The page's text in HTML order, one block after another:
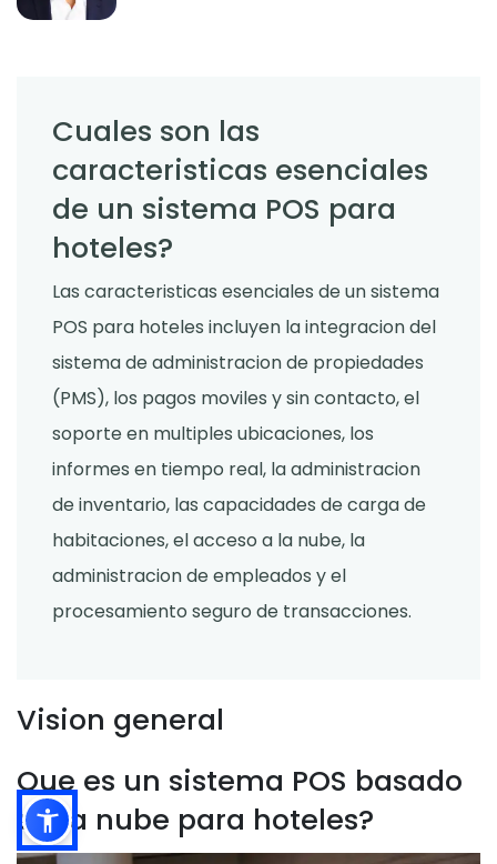
Cuales son las
caracteristicas esenciales
de un sistema POS para
hoteles?
Las caracteristicas esenciales de un sistema
POS para hoteles incluyen la integracion del
sistema de administracion de propiedades
(PMS), los pagos moviles y sin contacto, el
soporte en multiples ubicaciones, los
informes en tiempo real, la administracion
de inventario, las capacidades de carga de
habitaciones, el acceso a la nube, la
administracion de empleados y el
procesamiento seguro de transacciones.
Vision general
Que es un sistema POS basado
en la nube para hoteles?